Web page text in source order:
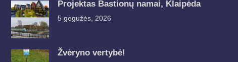
Projektas Bastionų namai, Klaipėda
5 gegužės, 2026
Žvėryno vertybė!